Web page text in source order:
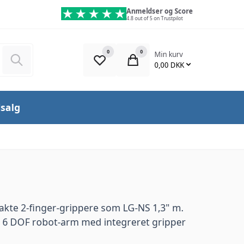
Anmeldser og Score
4.8 out of 5 on Trustpilot
Søg
0 0
Min kurv
0,00 DKK
2-finger-grippere som LG-NS 1,3" m.
6 DOF robot-arm med integreret gripper